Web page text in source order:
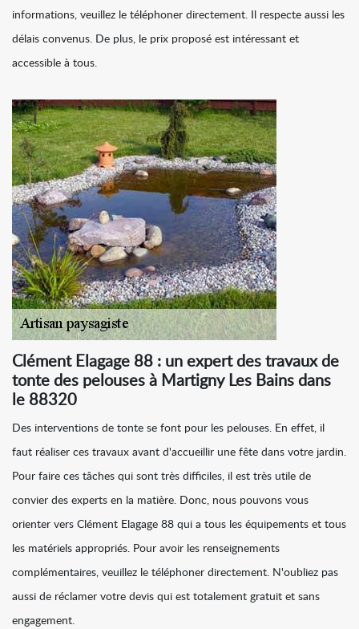
informations, veuillez le téléphoner directement. Il respecte aussi les
délais convenus. De plus, le prix proposé est intéressant et
accessible à tous.
Clément Elagage 88 : un expert des travaux de
tonte des pelouses à Martigny Les Bains dans
le 88320
Des interventions de tonte se font pour les pelouses. En effet, il
faut réaliser ces travaux avant d'accueillir une fête dans votre jardin.
Pour faire ces tâches qui sont très difficiles, il est très utile de
convier des experts en la matière. Donc, nous pouvons vous
orienter vers Clément Elagage 88 qui a tous les équipements et tous
les matériels appropriés. Pour avoir les renseignements
complémentaires, veuillez le téléphoner directement. N'oubliez pas
aussi de réclamer votre devis qui est totalement gratuit et sans
engagement.